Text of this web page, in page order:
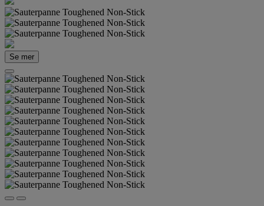
Se mer